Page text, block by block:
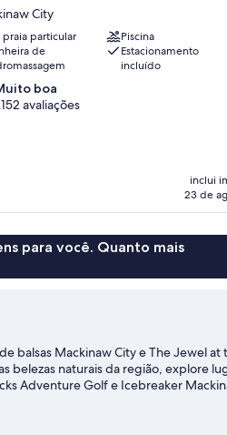
City
praia particular
Piscina
de
Estacionamento
incluído
boa
avaliações
inclui
23 de
para você. Quanto mais
balsas Mackinaw City e The Jewel
belezas naturais da região, explore
Adventure Golf e Icebreaker